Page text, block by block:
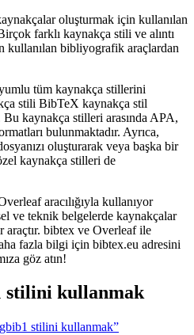
oluşturmak için kullanılan
farklı kaynakça stili ve alıntı
kullanılan bibliyografik araçlardan
tüm kaynakça stillerini
stili BibTeX kaynakça stil
kaynakça stilleri arasında APA,
bulunmaktadır. Ayrıca,
oluşturarak veya başka bir
kaynakça stilleri de
aracılığıyla kullanıyor
ve teknik belgelerde kaynakçalar
bibtex ve Overleaf ile
fazla bilgi için bibtex.eu adresini
göz atın!
stilini kullanmak
stilini kullanmak”